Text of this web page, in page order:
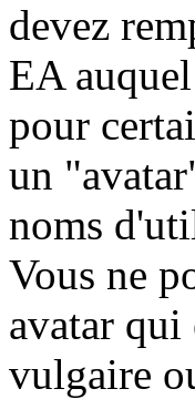
devez
EA
pour
un
noms
Vous ne
avatar qui
vulgaire